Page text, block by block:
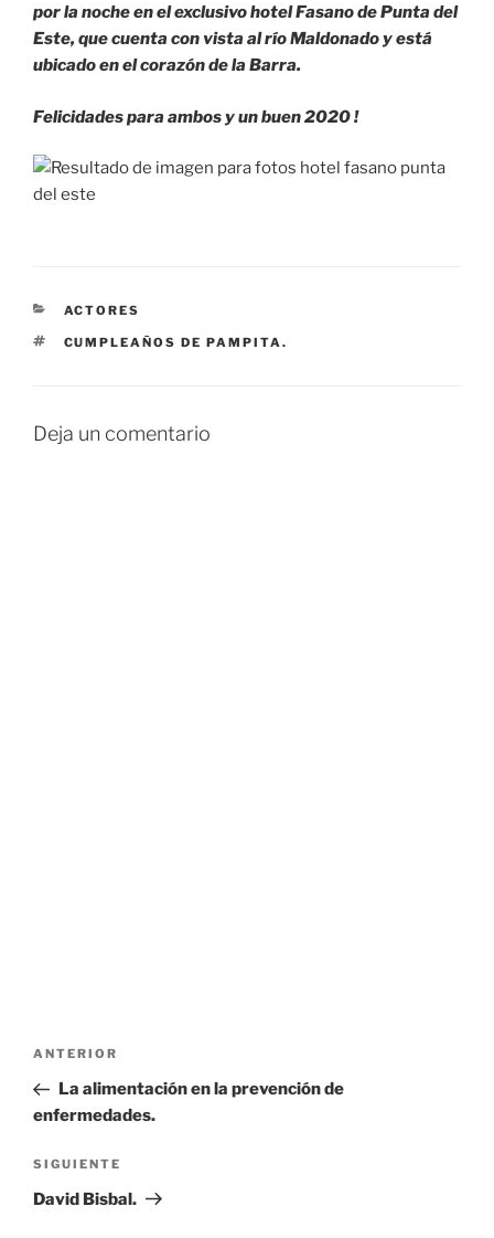
por la noche en el exclusivo hotel Fasano de Punta del
Este, que cuenta con vista al río Maldonado y está
ubicado en el corazón de la Barra.
Felicidades para ambos y un buen 2020 !
CATEGORÍAS
ACTORES
ETIQUETAS
CUMPLEAÑOS DE PAMPITA.
Deja un comentario
Navegación
entradas
Entrada
anterior:
ANTERIOR
La alimentación en la prevención de
enfermedades.
Siguiente
entrada
SIGUIENTE
David Bisbal.